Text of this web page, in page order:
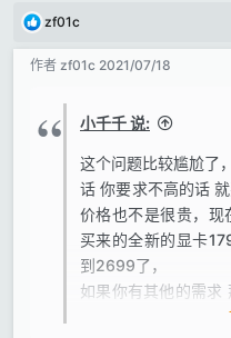
反
:
zf01c
作者 zf01c 2021/07/18
小千千 说:
这个问题比较尴尬了
话 你要求不高的话
价格也不是很贵，现
买来的全新的显卡
到2699了，
如果你有其他的需求
都是攒新机了，如